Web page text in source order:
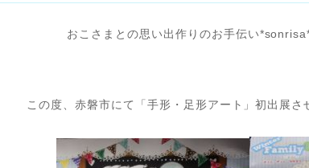
おこさまとの思い出作りのお手伝い
この度、赤磐市にて「手形・足形アート」初出展さ